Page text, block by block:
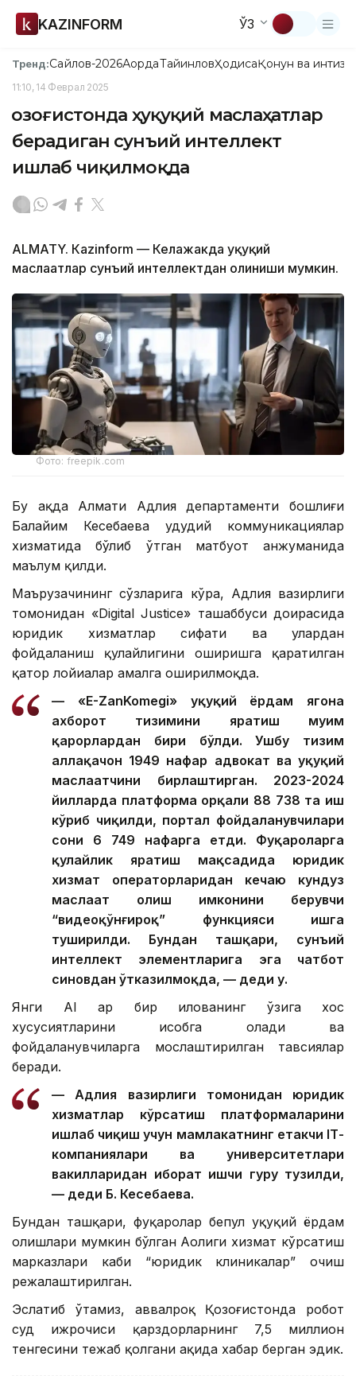
KAZINFORM ЎЗ
Тренд:Сайлов-2026АқордаТайинловҲодисаҚонун ва
11:10, 14 Феврал 2025
Қозоғистонда ҳуқуқий маслаҳатлар
берадиган сунъий интеллект
ишлаб чиқилмоқда
ALMATY. Кazinform — Келажакда ҳуқуқий
маслаҳатлар сунъий интеллектдан олиниши мумкин.
Фото: freepik.com
Бу ҳақда Алмати Адлия департаменти бошлиғи
Балайим Кесебаева ҳудудий коммуникациялар
хизматида бўлиб ўтган матбуот анжуманида
маълум қилди.
Маърузачининг сўзларига кўра, Адлия вазирлиги
томонидан «Digital Justice» ташаббуси доирасида
юридик хизматлар сифати ва улардан
фойдаланиш қулайлигини оширишга қаратилган
қатор лойиҳалар амалга оширилмоқда.
— «E-ZanKomegi» ҳуқуқий ёрдам ягона
ахборот тизимини яратиш муҳим
қарорлардан бири бўлди. Ушбу тизим
аллақачон 1949 нафар адвокат ва ҳуқуқий
маслаҳатчини бирлаштирган. 2023-2024
йилларда платформа орқали 88 738 та иш
кўриб чиқилди, портал фойдаланувчилари
сони 6 749 нафарга етди. Фуқароларга
қулайлик яратиш мақсадида юридик
хизмат операторларидан кечаю кундуз
маслаҳат олиш имконини берувчи
“видеоқўнғироқ” функцияси ишга
туширилди. Бундан ташқари, сунъий
интеллект элементларига эга чатбот
синовдан ўтказилмоқда, — деди у.
Янги АI ҳар бир илованинг ўзига хос
хусусиятларини ҳисобга олади ва
фойдаланувчиларга мослаштирилган тавсиялар
беради.
— Адлия вазирлиги томонидан юридик
хизматлар кўрсатиш платформаларини
ишлаб чиқиш учун мамлакатнинг етакчи IТ-
компаниялари ва университетлари
вакилларидан иборат ишчи гуруҳ тузилди,
— деди Б. Кесебаева.
Бундан ташқари, фуқаролар бепул ҳуқуқий ёрдам
олишлари мумкин бўлган Аҳолиги хизмат кўрсатиш
марказлари каби “юридик клиникалар” очиш
режалаштирилган.
Эслатиб ўтамиз, аввалроқ Қозоғистонда робот
суд ижрочиси қарздорларнинг 7,5 миллион
тенгесини тежаб қолгани ҳақида хабар берган эдик.